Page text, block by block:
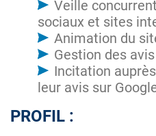
Veille
sociaux et sites
Animation du
Gestion des
Incitation
leur avis sur
PROFIL :